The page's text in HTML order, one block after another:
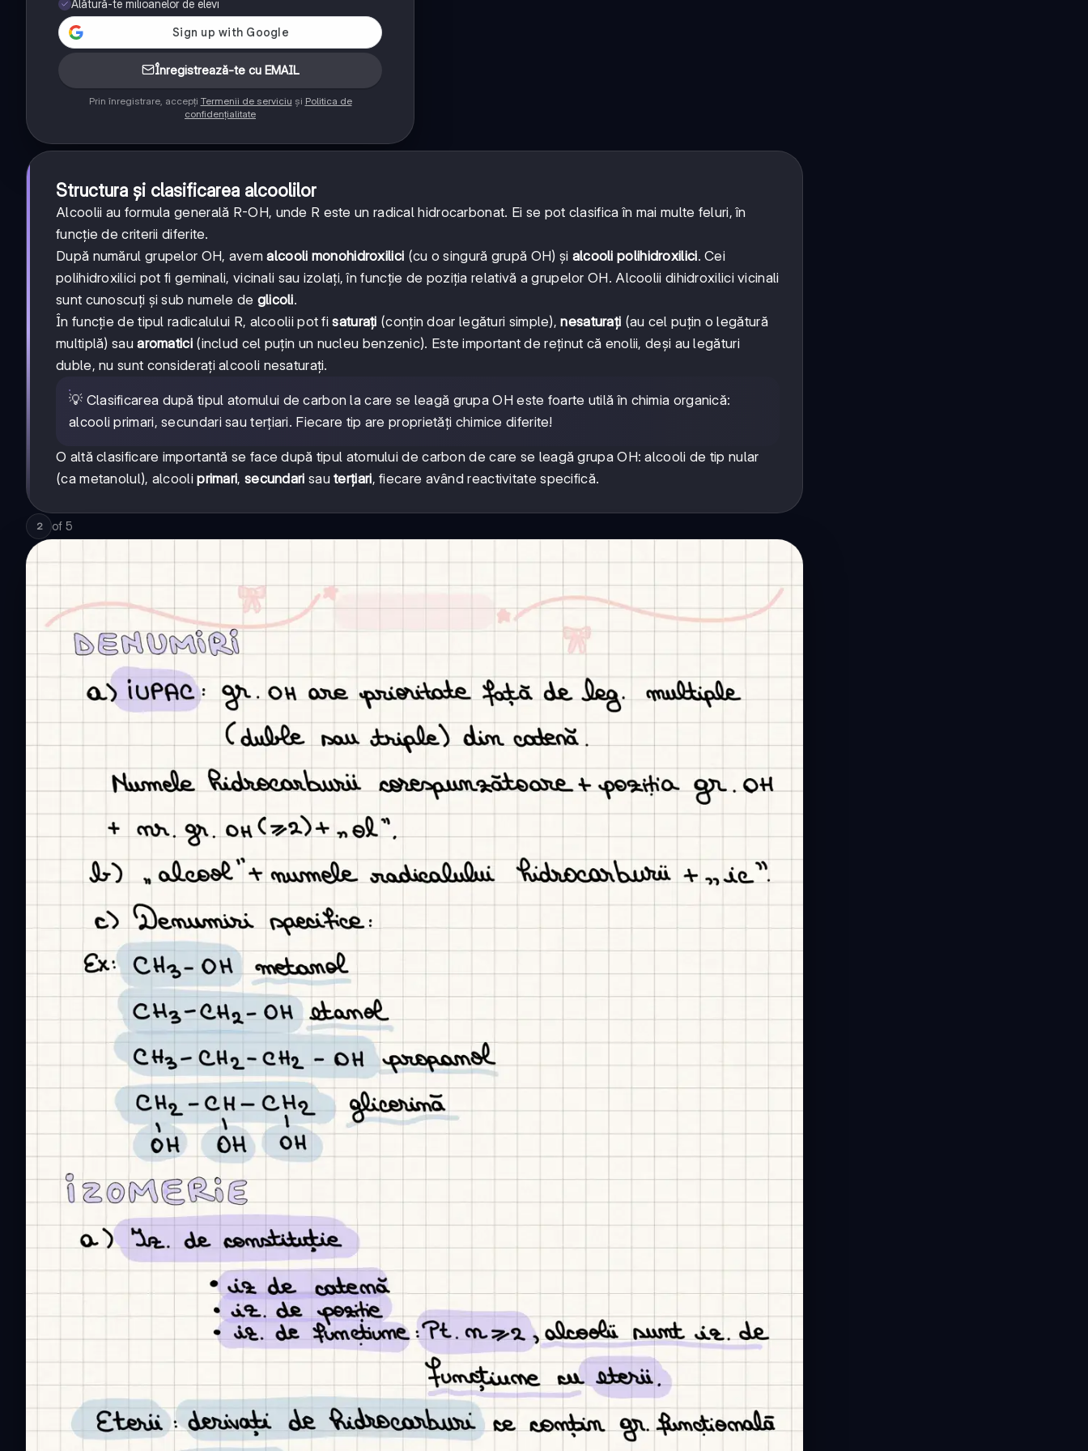
Alătură-te milioanelor de elevi
Înregistrează-te cu EMAIL
Prin înregistrare, accepți Termenii de serviciu și Politica de
confidențialitate
Structura și clasificarea alcoolilor
Alcoolii au formula generală R-OH, unde R este un radical hidrocarbonat. Ei se pot clasifica în mai multe feluri, în
funcție de criterii diferite.
După numărul grupelor OH, avemalcooli monohidroxilici (cu o singură grupă OH) și alcooli polihidroxilici. Cei
polihidroxilici pot fi geminali, vicinali sau izolați, în funcție de poziția relativă a grupelor OH. Alcoolii dihidroxilici vicinali
sunt cunoscuți și sub numele de glicoli.
În funcție de tipul radicalului R, alcoolii pot fisaturați (conțin doar legături simple),nesaturați (au cel puțin o legătură
multiplă) sauaromatici(includ cel puțin un nucleu benzenic). Este important de reținut că enolii, deși au legături
duble, nu sunt considerați alcooli nesaturați.
💡 Clasificarea după tipul atomului de carbon la care se leagă grupa OH este foarte utilă în chimia organică:
alcooli primari, secundari sau terțiari. Fiecare tip are proprietăți chimice diferite!
O altă clasificare importantă se face după tipul atomului de carbon de care se leagă grupa OH: alcooli de tip nular
(ca metanolul), alcooliprimari, secundari sauterțiari, fiecare având reactivitate specifică.
2 of 5